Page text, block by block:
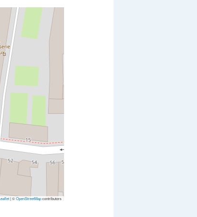
|©OpenStreetMapcontributors